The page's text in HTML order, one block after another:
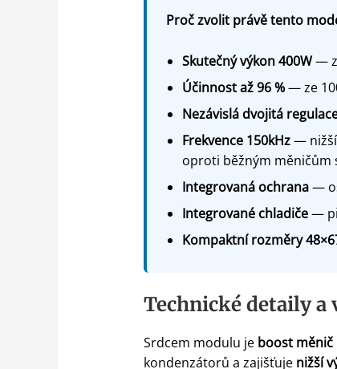
Proč zvolit právě tento
Skutečný výkon 400W—
Účinnost až 96 %— ze
Nezávislá dvojitá
Frekvence 150kHz— nižší
oproti běžným měničům
Integrovaná ochrana—
Integrované chladiče—
Kompaktní rozměry
Technické detaily a
Srdcem modulu je boost měnič
kondenzátorů a zajišťuje nižší